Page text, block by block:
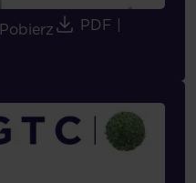
Pobierz PDF